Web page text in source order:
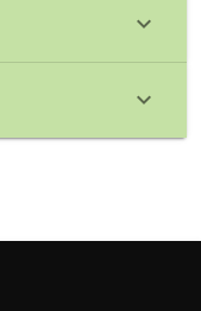
keyboard_arrow_down
keyboard_arrow_down